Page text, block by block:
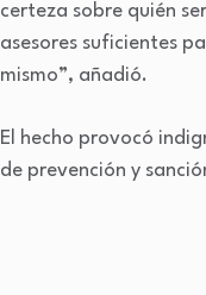
certeza sobre quién
asesores suficientes
mismo”, añadió.
El hecho provocó
de prevención y